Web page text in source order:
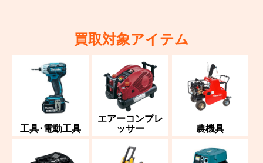
買取対象アイテム
工具･電動工具
エアーコンプレ
ッサー 農機具